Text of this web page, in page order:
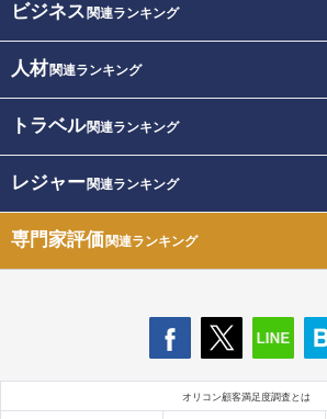
ビジネス 関連ランキング
人材関連ランキング
トラベル関連ランキング
レジャー関連ランキング
専門家評価関連ランキング
オリコン顧客満足度調査とは